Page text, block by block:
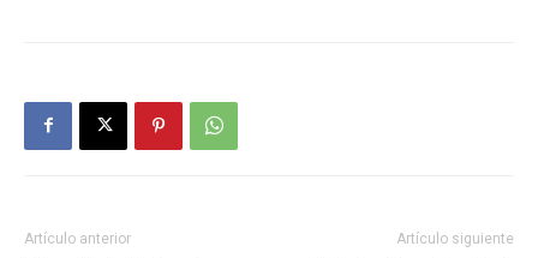
Artículo anterior Artículo siguiente